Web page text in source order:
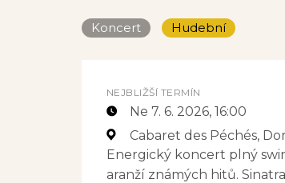
Koncert Hudební
NEJBLIŽŠÍ TERMÍN
Ne 7. 6. 2026, 16:00
Cabaret des Péchés,
Energický koncert plný
aranží známých hitů.